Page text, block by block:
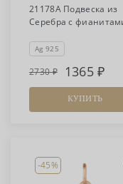
21178А Подвеска из
Серебра с
Ag 925
2730 1365
КУПИТЬ
-45%